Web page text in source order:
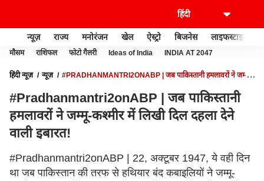
न्यूज़ राज्य मनोरंजन खेल ऐस्ट्रो बिजनेस लाइफस्टाइल
मौसम राशिफल फोटो गैलरी Ideas of India INDIA AT 2047
हिंदी न्यूज़ न्यूज़
#PRADHANMANTRI2ONABP | जब पाकिस्तानी हमलावरों ने जम्मू-
#Pradhanmantri2onABP | जब पाकिस्तानी
हमलावरों ने जम्मू-कश्मीर में लिखी दिल दहला देने
वाली इबारत!
#Pradhanmantri2onABP | 22, अक्टूबर 1947, ये वही दिन
था जब पाकिस्तान की तरफ से हथियार बंद कबाइलियों ने जम्मू-